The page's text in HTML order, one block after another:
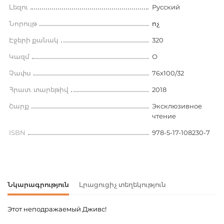
Լեզու Русский
Նորույթ ոչ
Էջերի քանակ 320
Կազմ О
Չափս 76x100/32
Հրատ. տարեթիվ 2018
Շարք
Эксклюзивное
чтение
ISBN 978-5-17-108230-7
Նկարագրություն Լրացուցիչ տեղեկություն
Этот неподражаемый Дживс!